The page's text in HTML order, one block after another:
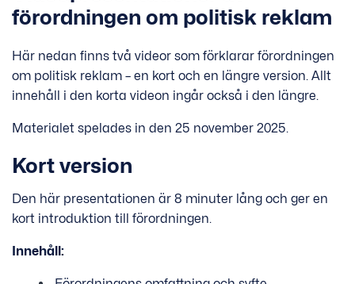
förordningen om politisk reklam
Här nedan finns två videor som förklarar förordningen
om politisk reklam – en kort och en längre version. Allt
innehåll i den korta videon ingår också i den längre.
Materialet spelades in den 25 november 2025.
Kort version
Den här presentationen är 8 minuter lång och ger en
kort introduktion till förordningen.
Innehåll: